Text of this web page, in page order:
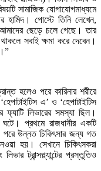
সামাজিক যোগাযোগমাধ্যমে
হামিদ। পোস্টে তিনি লেখেন,
ছেড়ে চলে গেছে। তার
সবাই ক্ষমা করে দেবেন।
হলেও পরে কারিনার শরীরে
এ’ ও ‘হেপাটাইটিস
লিভারের সমস্যা ছিল।
প্রথমে রাজধানীর একটি
পরে উন্নত চিকিৎসার জন্য গত
হয়। সেখানে চিকিৎসকরা
ট্রান্সপ্ল্যান্টের প্রস্তুতিও